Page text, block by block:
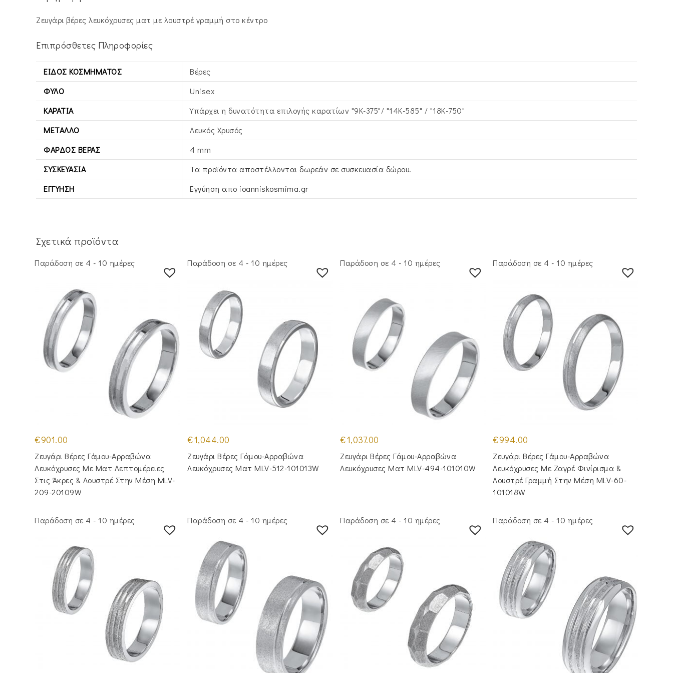
Ζευγάρι βέρες λευκόχρυσες ματ με λουστρέ γραμμή στο κέντρο
Επιπρόσθετες Πληροφορίες
ΕΊΔΟΣ ΚΟΣΜΉΜΑΤΟΣ
Βέρες
ΦΎΛΟ
Unisex
ΚΑΡΆΤΙΑ
Υπάρχει η δυνατότητα επιλογής καρατίων "9Κ-375"/ "14Κ-585" / "18Κ-750"
ΜΈΤΑΛΛΟ
Λευκός Xρυσός
ΦΆΡΔΟΣ ΒΕΡΑΣ
4 mm
ΣΥΣΚΕΥΑΣΊΑ
Τα προϊόντα αποστέλλονται δωρεάν σε συσκευασία δώρου.
ΕΓΓΎΗΣΗ
Εγγύηση απο ioanniskosmima.gr
Σχετικά προϊόντα
Παράδοση σε 4 - 10 ημέρες
€901.00
Ζευγάρι Βέρες Γάμου-Αρραβώνα
Λευκόχρυσες Με Ματ Λεπτομέρειες
Στις Άκρες & Λουστρέ Στην Μέση MLV-
209-20109W
Παράδοση σε 4 - 10 ημέρες
€1,044.00
Ζευγάρι Βέρες Γάμου-Αρραβώνα
Λευκόχρυσες Ματ MLV-512-101013W
Παράδοση σε 4 - 10 ημέρες
€1,037.00
Ζευγάρι Βέρες Γάμου-Αρραβώνα
Λευκόχρυσες Ματ MLV-494-101010W
Παράδοση σε 4 - 10 ημέρες
€994.00
Ζευγάρι Βέρες Γάμου-Αρραβώνα
Λευκόχρυσες Με Ζαγρέ Φινίρισμα &
Λουστρέ Γραμμή Στην Μέση MLV-60-
101018W
Παράδοση σε 4 - 10 ημέρες Παράδοση σε 4 - 10 ημέρες Παράδοση σε 4 - 10 ημέρες Παράδοση σε 4 - 10 ημέρες